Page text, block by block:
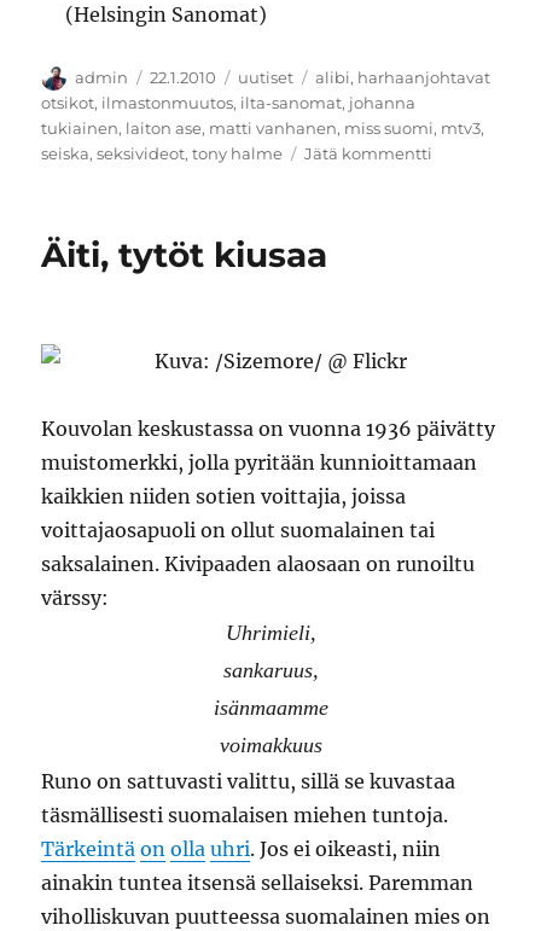
(Helsingin Sanomat)
Kirjoittaja
admin Julkaistu
22.1.2010 Kategoriat
uutiset Avainsanat
alibi, harhaanjohtavat
otsikot, ilmastonmuutos, ilta-sanomat, johanna
tukiainen, laiton ase, matti vanhanen, miss suomi, mtv3,
seiska,seksivideot,tony halme Jätä kommentti
Äiti, tytöt kiusaa
Kouvolan keskustassa on vuonna 1936 päivätty
muistomerkki, jolla pyritään kunnioittamaan
kaikkien niiden sotien voittajia, joissa
voittajaosapuoli on ollut suomalainen tai
saksalainen. Kivipaaden alaosaan on runoiltu
värssy:
Uhrimieli,
sankaruus,
isänmaamme
voimakkuus
Runo on sattuvasti valittu, sillä se kuvastaa
täsmällisesti suomalaisen miehen tuntoja.
Tärkeintä on olla uhri. Jos ei oikeasti, niin
ainakin tuntea itsensä sellaiseksi. Paremman
viholliskuvan puutteessa suomalainen mies on